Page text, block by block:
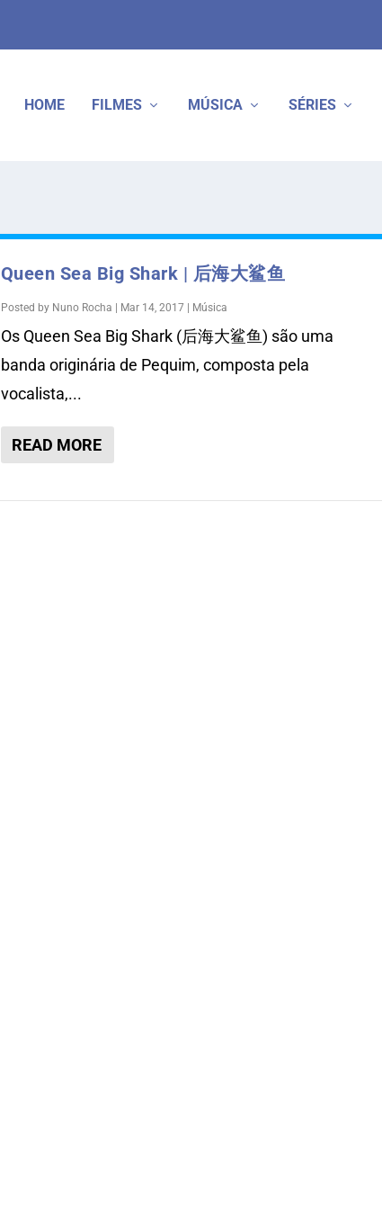
HOME FILMES MÚSICA SÉRIES
Queen Sea Big Shark | 后海大鲨鱼
Posted by Nuno Rocha Mar 14, 2017| Música
Os Queen Sea Big Shark (后海大鲨鱼) são uma
banda originária de Pequim, composta pela
vocalista,...
READ MORE